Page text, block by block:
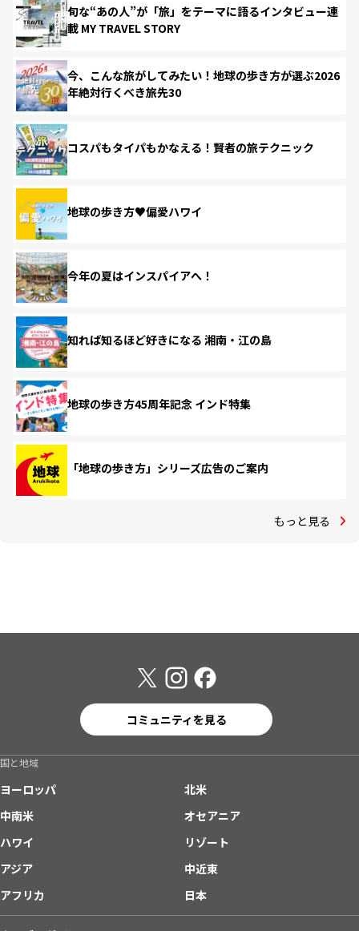
旬な“あの人”が「旅」をテーマに語るインタビュー連
載 MY TRAVEL STORY
今、こんな旅がしてみたい！地球の歩き方が選ぶ2026
年絶対行くべき旅先30
コスパもタイパもかなえる！賢者の旅テクニック
地球の歩き方♥偏愛ハワイ
今年の夏はインスパイアへ！
知れば知るほど好きになる 湘南・江の島
地球の歩き方45周年記念 インド特集
「地球の歩き方」シリーズ広告のご案内
もっと見る
コミュニティを見る
国と地域
ヨーロッパ
北米
中南米
オセアニア
ハワイ
リゾート
アジア
中近東
アフリカ
日本